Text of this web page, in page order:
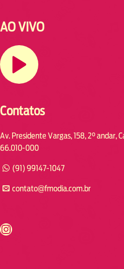
AO VIVO
Contatos
Av. Presidente Vargas, 158, 2° andar,
66.010-000
(91) 99147-1047
contato@fmodia.com.br
https://www.instagram.com/fmodia.cabofrio/